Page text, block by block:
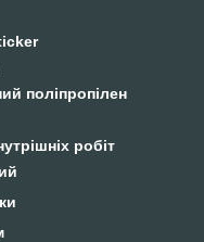
поліпропілен
робіт